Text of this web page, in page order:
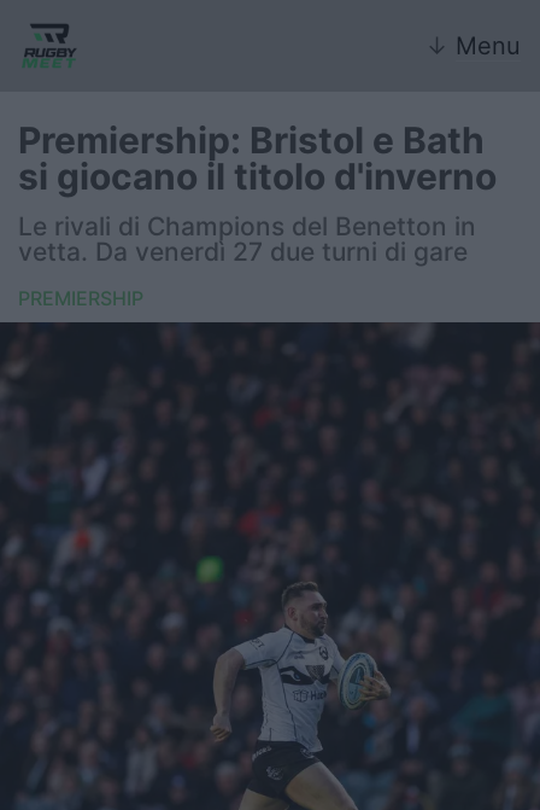
↓ Menu
Nazionale
Nazionali giovanili
Rugby Sevens
6 Nazioni
United Rugby Championship
Premiership
Champions Cup
Challenge Cup
World Rugby
Premiership: Bristol e Bath
si giocano il titolo d'inverno
Le rivali di Champions del Benetton in
vetta. Da venerdì 27 due turni di gare
PREMIERSHIP